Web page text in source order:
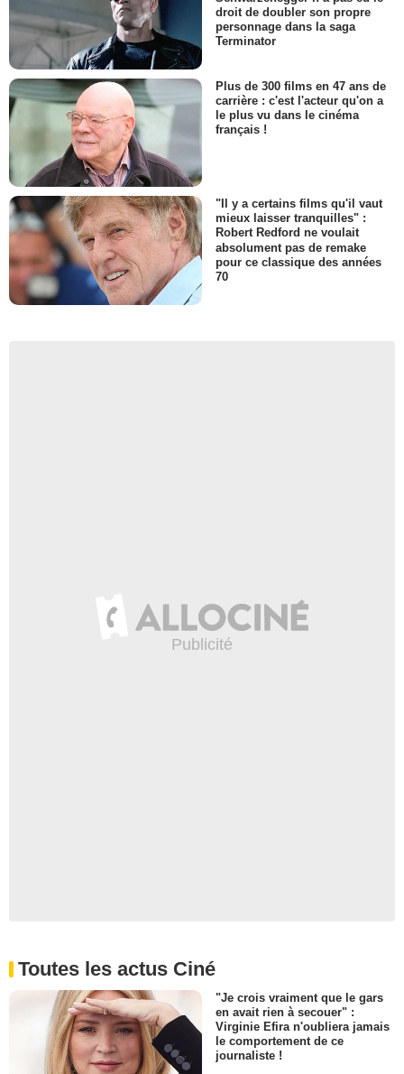
droit de doubler son propre
personnage dans la saga
Terminator
Plus de 300 films en 47 ans de
carrière : c'est l'acteur qu'on a
le plus vu dans le cinéma
français !
"Il y a certains films qu'il vaut
mieux laisser tranquilles" :
Robert Redford ne voulait
absolument pas de remake
pour ce classique des années
70
Toutes les actus Ciné
"Je crois vraiment que le gars
en avait rien à secouer" :
Virginie Efira n'oubliera jamais
le comportement de ce
journaliste !